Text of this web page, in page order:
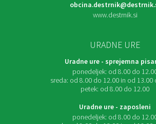
www.destrnik.si
URADNE URE
Uradne ure - sprejemna
ponedeljek: od 8.00 do
sreda: od 8.00 do 12.00 in od 13.00
petek: od 8.00 do 12.00
Uradne ure - zaposleni
ponedeljek: od 8.00 do